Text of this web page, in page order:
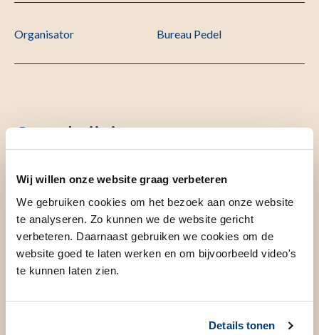
Wij willen onze website graag verbeteren
We gebruiken cookies om het bezoek aan onze website
te analyseren. Zo kunnen we de website gericht
verbeteren. Daarnaast gebruiken we cookies om de
website goed te laten werken en om bijvoorbeeld video's
te kunnen laten zien.
Details tonen
Organisator Bureau Pedel
Omschrijving
Titel
The role of Next Generation Sequencing in the
identification and characterization of β-thalassemia genetic